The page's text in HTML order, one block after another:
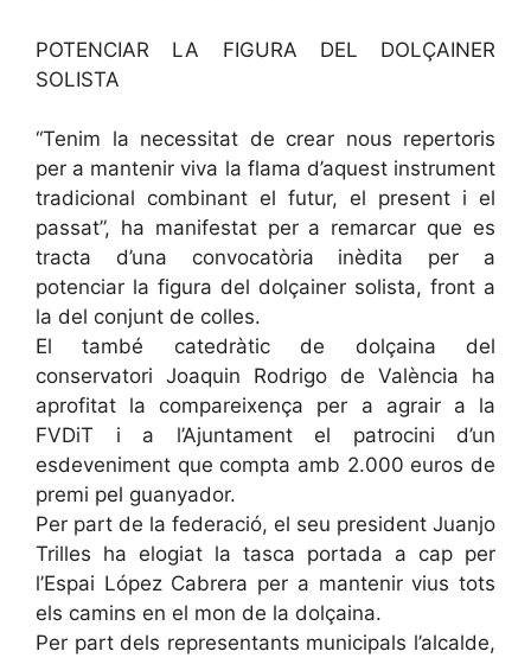
POTENCIAR LA FIGURA DEL DOLÇAINER
SOLISTA
“Tenim la necessitat de crear nous repertoris
per a mantenir viva la flama d’aquest instrument
tradicional combinant el futur, el present i el
passat”, ha manifestat per a remarcar que es
tracta d’una convocatòria inèdita per a
potenciar la figura del dolçainer solista, front a
la del conjunt de colles.
El també catedràtic de dolçaina del
conservatori Joaquin Rodrigo de València ha
aprofitat la compareixença per a agrair a la
FVDiT i a l’Ajuntament el patrocini d’un
esdeveniment que compta amb 2.000 euros de
premi pel guanyador.
Per part de la federació, el seu president Juanjo
Trilles ha elogiat la tasca portada a cap per
l’Espai López Cabrera per a mantenir vius tots
els camins en el mon de la dolçaina.
Per part dels representants municipals l’alcalde,